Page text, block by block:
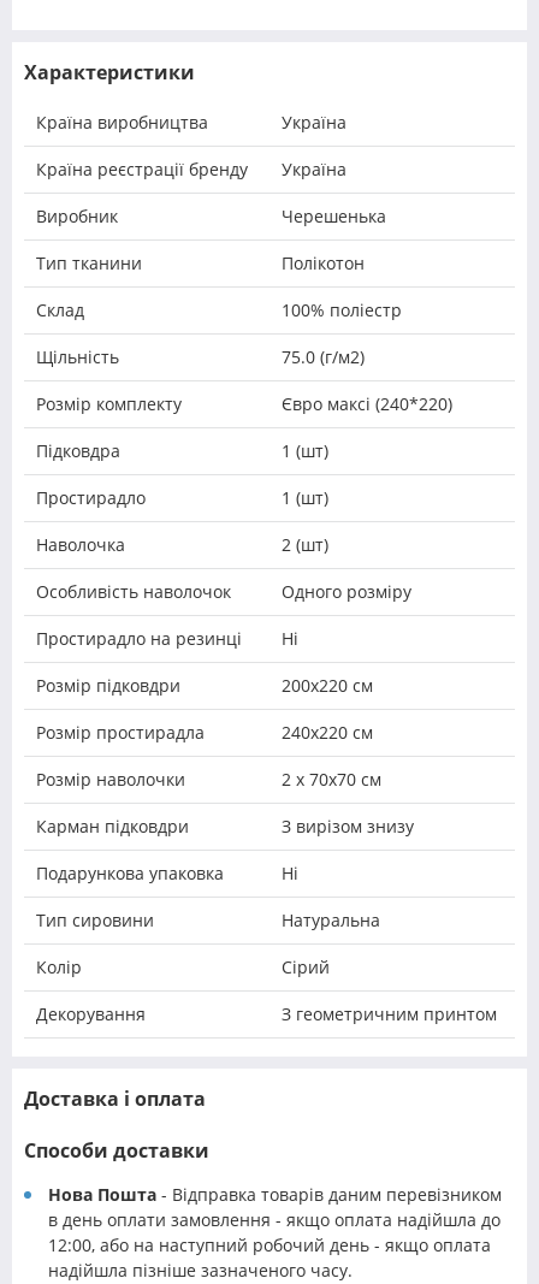
Характеристики
Країна виробництва Україна
Країна реєстрації бренду Україна
Виробник Черешенька
Тип тканини Полікотон
Склад 100% поліестр
Щільність 75.0 (г/м2)
Розмір комплекту Євро максі (240*220)
Підковдра 1 (шт)
Простирадло 1 (шт)
Наволочка 2 (шт)
Особливість наволочок Одного розміру
Простирадло на резинці Ні
Розмір підковдри 200х220 см
Розмір простирадла 240х220 см
Розмір наволочки 2 х 70х70 см
Карман підковдри З вирізом знизу
Подарункова упаковка Ні
Тип сировини Натуральна
Колір Сірий
Декорування З геометричним принтом
Доставка і оплата
Способи доставки
Нова Пошта - Відправка товарів даним перевізником
в день оплати замовлення - якщо оплата надійшла до
12:00, або на наступний робочий день - якщо оплата
надійшла пізніше зазначеного часу.